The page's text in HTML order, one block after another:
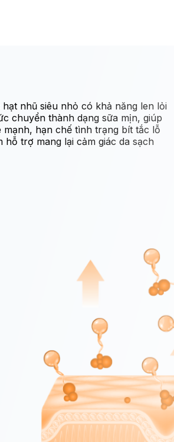
nhũ siêu nhỏ có khả năng len lỏi
chuyển thành dạng sữa mịn, giúp
mạnh, hạn chế tình trạng bít tắc lỗ
trợ mang lại cảm giác da sạch